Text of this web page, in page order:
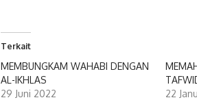
Terkait
MEMBUNGKAM WAHABI DENGAN
AL-IKHLAS
29 Juni 2022
22